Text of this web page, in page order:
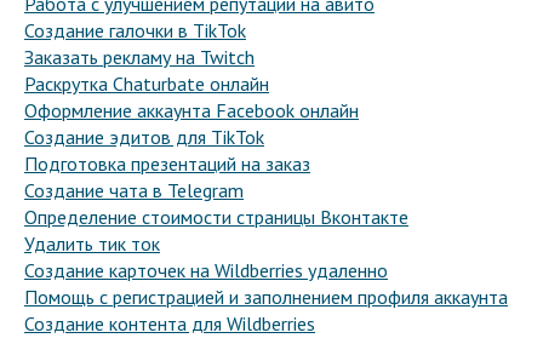
Создание галочки в TikTok
Заказать рекламу на Twitch
Раскрутка Chaturbate онлайн
Оформление аккаунта Facebook онлайн
Создание эдитов для TikTok
Подготовка презентаций на заказ
Создание чата в Telegram
Определение стоимости страницы Вконтакте
Удалить тик ток
Создание карточек на Wildberries удаленно
Помощь с регистрацией и заполнением профиля аккаунта
Создание контента для Wildberries